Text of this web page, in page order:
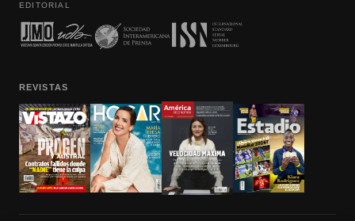
EDITORIAL
REVISTAS